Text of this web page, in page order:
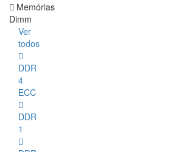
Memórias
Dimm
Ver
todos
DDR
4
ECC
DDR
1